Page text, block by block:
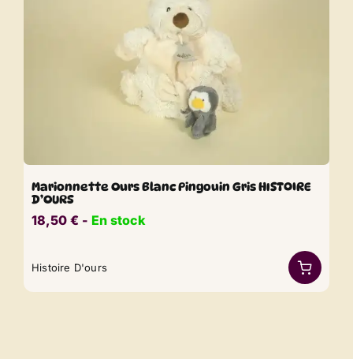
Marionnette Ours Blanc Pingouin Gris HISTOIRE
D’OURS
18,50 € ​​ - En stock
Histoire D'ours